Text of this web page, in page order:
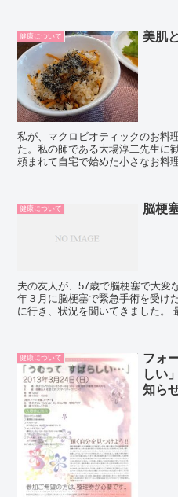
健康について 美肌
私が、マクロビオティックのお料
た。私の師である大場淳二先生に
頼まれて自宅で始めた小さなお料
健康について 脳梗
夫の友人が、57歳で脳梗塞で大変
年３月に脳梗塞で緊急手術を受け
に行き、状況を聞いてきました。
健康について
フォ
しい
知ら